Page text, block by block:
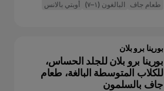
طعام جاف البالغون (١–٧) أوبتي بالانس
بورينا برو بلان
بورينا برو بلان للجلد الحساس،
للكلاب المتوسطة البالغة، طعام
جاف بالسلمون